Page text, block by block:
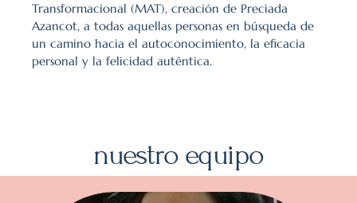
Transformacional (MAT), creación de Preciada
Azancot, a todas aquellas personas en búsqueda de
un camino hacia el autoconocimiento, la eficacia
personal y la felicidad auténtica.
nuestro equipo